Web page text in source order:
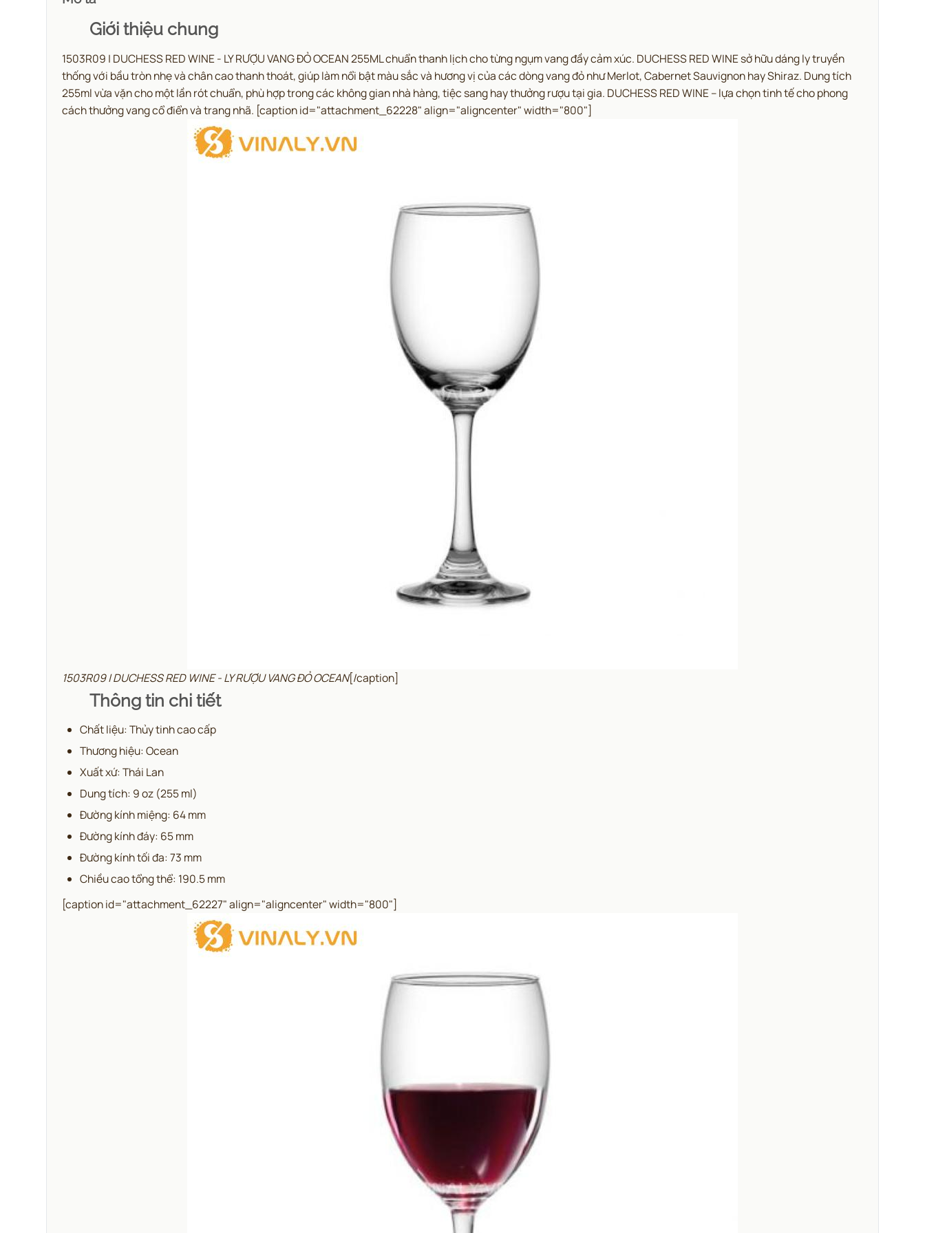
Giới thiệu chung
1503R09 | DUCHESS RED WINE - LY RƯỢU VANG ĐỎ OCEAN 255ML chuẩn thanh lịch cho từng ngụm vang đầy cảm xúc. DUCHESS RED WINE sở hữu dáng ly truyền
thống với bầu tròn nhẹ và chân cao thanh thoát, giúp làm nổi bật màu sắc và hương vị của các dòng vang đỏ như Merlot, Cabernet Sauvignon hay Shiraz. Dung tích
255ml vừa vặn cho một lần rót chuẩn, phù hợp trong các không gian nhà hàng, tiệc sang hay thưởng rượu tại gia. DUCHESS RED WINE – lựa chọn tinh tế cho phong
cách thưởng vang cổ điển và trang nhã. [caption id="attachment_62228" align="aligncenter" width="800"]
1503R09 | DUCHESS RED WINE - LY RƯỢU VANG ĐỎ OCEAN[/caption]
Thông tin chi tiết
Chất liệu: Thủy tinh cao cấp
Thương hiệu: Ocean
Xuất xứ: Thái Lan
Dung tích: 9 oz (255 ml)
Đường kính miệng: 64 mm
Đường kính đáy: 65 mm
Đường kính tối đa: 73 mm
Chiều cao tổng thể: 190.5 mm
[caption id="attachment_62227" align="aligncenter" width="800"]